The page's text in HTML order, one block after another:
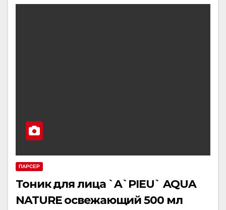
ПАРСЕР
Тоник для лица `A`PIEU` AQUA
NATURE освежающий 500 мл